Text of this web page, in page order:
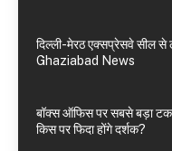
दिल्ली-मेरठ एक्सप्रेसवे सील
Ghaziabad News
बॉक्स ऑफिस पर सबसे बड़ा
किस पर फिदा होंगे दर्शक?